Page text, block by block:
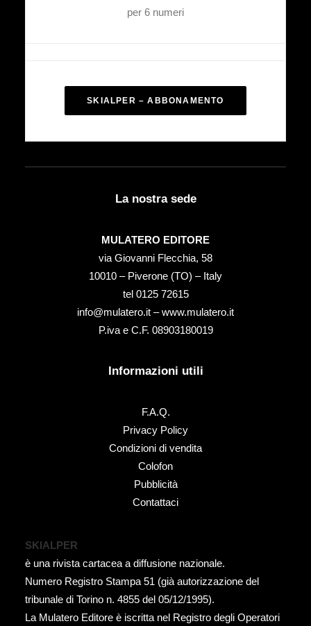
per 6 numeri
SKIALPER – ABBONAMENTO
La nostra sede
MULATERO EDITORE
via Giovanni Flecchia, 58
10010 – Piverone (TO) – Italy
tel ‭0125 72615‬
info@mulatero.it –www.mulatero.it
P.iva e C.F. 08903180019
Informazioni utili
F.A.Q.
Privacy Policy
Condizioni di vendita
Colofon
Pubblicità
Contattaci
SKIALPER
è una rivista cartacea a diffusione nazionale.
Numero Registro Stampa 51 (già autorizzazione del
tribunale di Torino n. 4855 del 05/12/1995).
La Mulatero Editore è iscritta nel Registro degli Operatori